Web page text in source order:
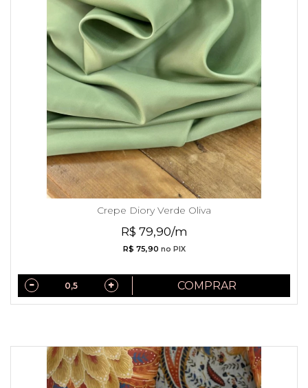
Crepe Diory Verde Oliva
R$ 79,90/m
R$ 75,90 no PIX
COMPRAR